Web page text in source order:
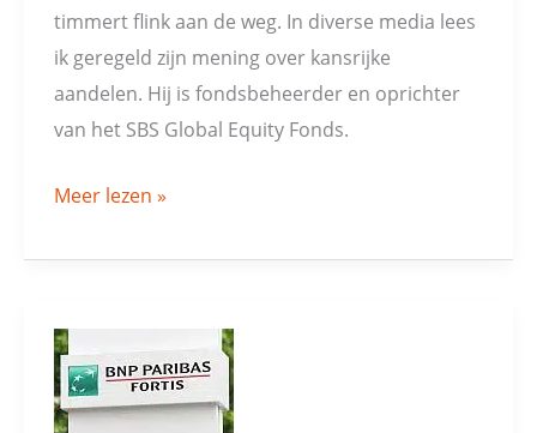
timmert flink aan de weg. In diverse media lees
ik geregeld zijn mening over kansrijke
aandelen. Hij is fondsbeheerder en oprichter
van het SBS Global Equity Fonds.
Equity
Fund
Meer lezen »
Beoordeling
BNP
Paribas